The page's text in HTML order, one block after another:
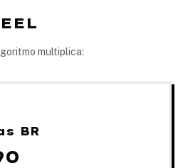
multiplica:
BR